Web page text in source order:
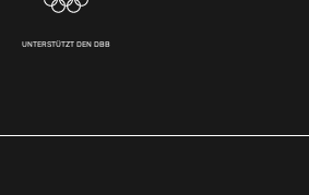
UNTERSTÜTZT DEN DBB